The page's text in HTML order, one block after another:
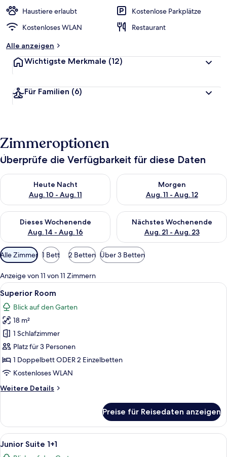
Haustiere erlaubt
Kostenlose Parkplätze
Kostenloses WLAN
Restaurant
Alle anzeigen
Wichtigste Merkmale (12)
Für Familien (6)
Zimmeroptionen
Überprüfe die Verfügbarkeit für diese Daten
Heute Nacht
Aug. 10 - Aug. 11
Überprüfe die Verfügbarkeit für heute Nacht, Aug. 10 - Aug.
Morgen
Aug. 11 - Aug. 12
Überprüfe die Verfügbarkeit
Dieses Wochenende
Aug. 14 - Aug. 16
Überprüfe die Verfügbarkeit für dieses Wochenende, Aug. 14
Nächstes Wochenende
Aug. 21 - Aug. 23
Überprüfe die Verfügbarkeit
Verfügbare
Filter
für
Zimmer
Alle Zimmer 1 Bett 2 Betten Über 3 Betten
Anzeige von 11 von 11 Zimmern
Alle
Fotos
für
Superior
Room
anzeigen
Ein modernes Schlafzimmer mit
12
Superior Room
Blick auf den Garten
18 m²
1 Schlafzimmer
Platz für 3 Personen
1 Doppelbett ODER 2 Einzelbetten
Kostenloses WLAN
Weitere Details
Weitere
Room
Preise für Reisedaten anzeigen
Alle
Fotos
Ein modernes Schlafzimmer mit
10
Junior Suite 1+1